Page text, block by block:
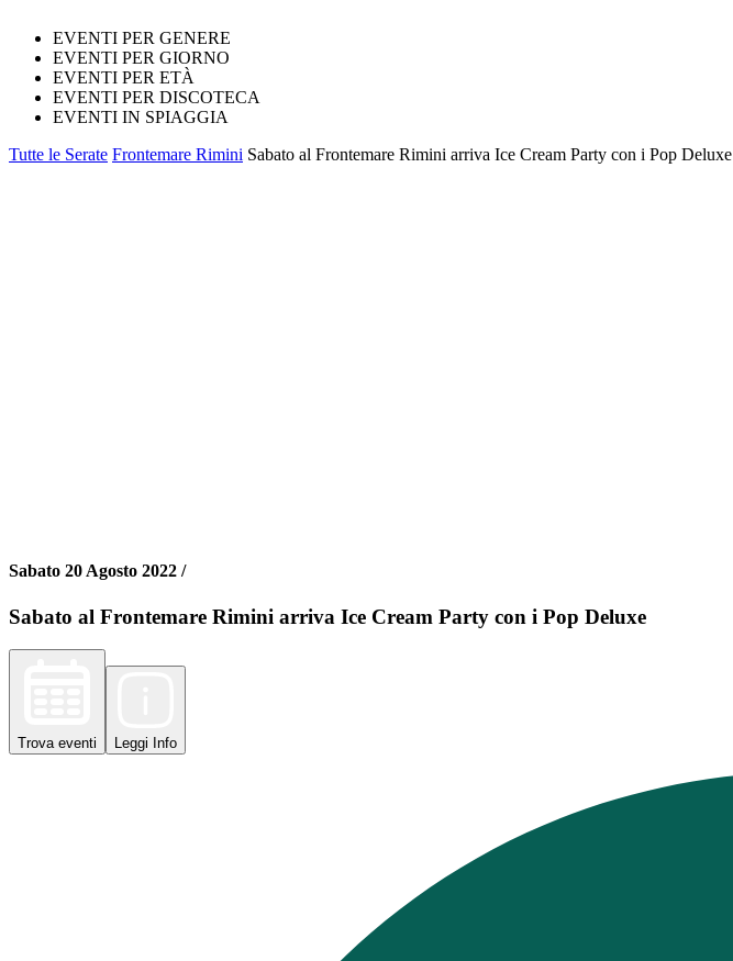
EVENTI PER GENERE
EVENTI PER GIORNO
EVENTI PER ETÀ
EVENTI PER DISCOTECA
EVENTI IN SPIAGGIA
Tutte le Serate Frontemare Rimini Sabato al Frontemare Rimini arriva Ice Cream Party con i Pop Deluxe
Sabato 20 Agosto 2022 /
Sabato al Frontemare Rimini arriva Ice Cream Party con i Pop Deluxe
Trova eventi Leggi Info